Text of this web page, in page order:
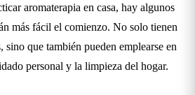
aromaterapia en casa, hay algunos
más fácil el comienzo. No solo tienen
sino que también pueden emplearse en
personal y la limpieza del hogar.